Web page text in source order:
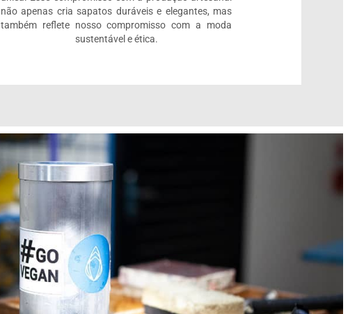
não apenas cria sapatos duráveis e elegantes, mas
também reflete nosso compromisso com a moda
sustentável e ética.